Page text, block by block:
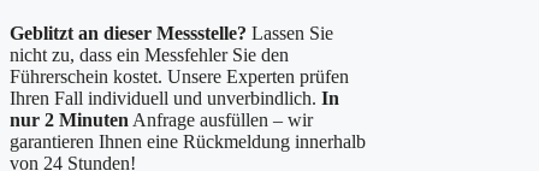
Geblitzt an dieser Messstelle? Lassen Sie
nicht zu, dass ein Messfehler Sie den
Führerschein kostet. Unsere Experten prüfen
Ihren Fall individuell und unverbindlich. In
nur 2 Minuten Anfrage ausfüllen – wir
garantieren Ihnen eine Rückmeldung innerhalb
von 24 Stunden!